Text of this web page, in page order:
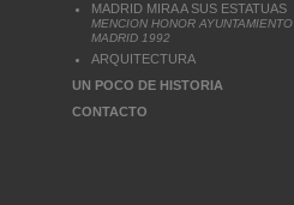
MADRID MIRA A SUS ESTATUAS
MENCION HONOR AYUNTAMIENTO
MADRID 1992
ARQUITECTURA
UN POCO DE HISTORIA
CONTACTO